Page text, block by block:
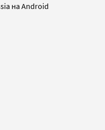
на Android